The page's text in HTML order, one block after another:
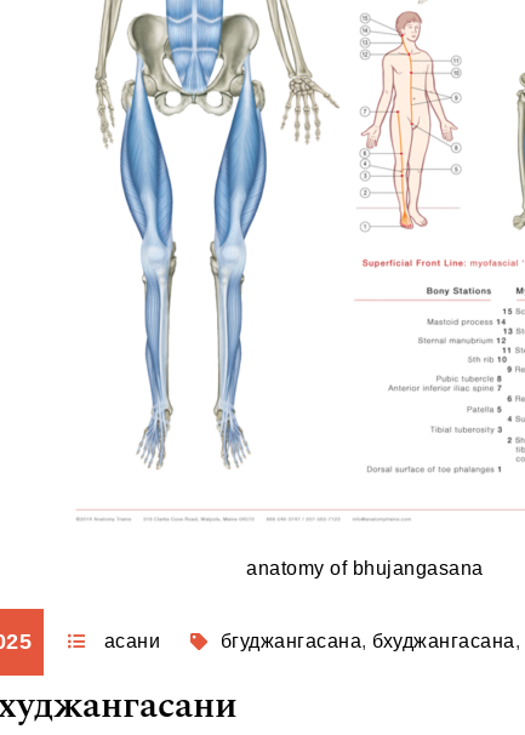
anatomy of bhujangasana
асани бгуджангасана, бхуджангасана,